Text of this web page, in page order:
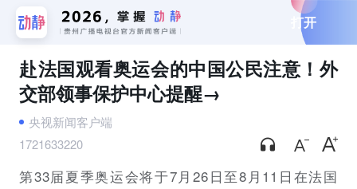
打开
赴法国观看奥运会的中国公民注意！外
交部领事保护中心提醒→
央视新闻客户端
1721633220
第33届夏季奥运会将于7月26日至8月11日在法国